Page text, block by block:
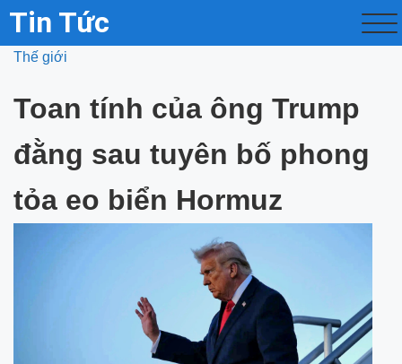
Tin Tức
Thế giới
Toan tính của ông Trump
đằng sau tuyên bố phong
tỏa eo biển Hormuz